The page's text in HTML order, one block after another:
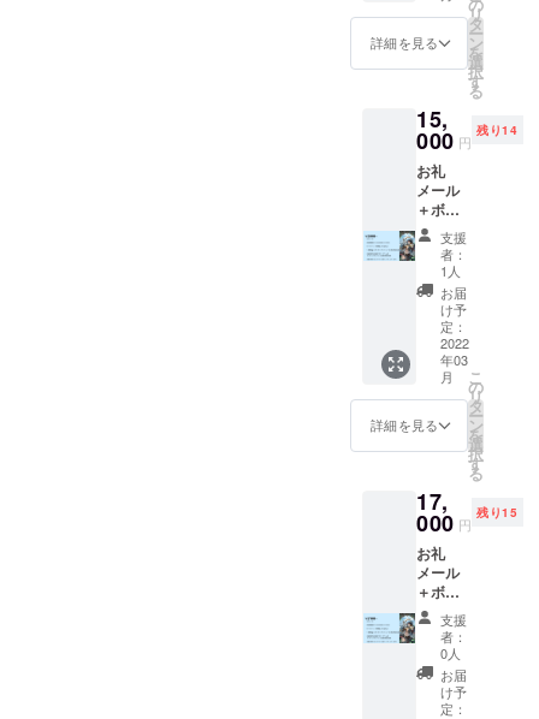
クネー
ムな
ど、
YouTub
読み上
げて欲
しいお
名前を
ご記入
くださ
い。 (※
読み上
げを希
望され
ない方
は"備考
欄"に
「不
要」と
ご記入
くださ
い。) 〜
上乗せ
お願
い〜 支
援いた
だく際
に上乗
せ支援
をして
いただ
くこと
が可能
です。
より良
セスい
き、他
の参加
バーと
ボード
ゲーム
「Anfa
ng」を
プレイ
してい
ただき
ます。
プレイ
人数が
合計3名
～6名に
なるよ
うに調
ます。
(Zoom
して
ゲーム
や
Udonari
umの操
作説明
を致し
ます) プ
ロジェ
クト支
援の
ページ
い。) 〜
支援の
お願
だく際
に上乗
せ支援
をして
いただ
くこと
が可能
です。
より良
いボー
ドゲー
ム制作
のため
に、是
非よろ
願いい
たしま
してい
ただく
ページ
にて上
乗せ金
額を設
定する
ことが
できま
す。
意見を
いただ
き、次
制作に
意見を
反映さ
せてい
ただく
可能性
がござ
いま
す。 限
定15名
までで
す。
ゲーム
紹介 ・
数字に
果を活
用し、
が変化
しなが
らライ
バルよ
り早く
役を作
ること
を目指
す次世
代型
ポー
セット
価格で
援の
ページ
にて必
要事項
をご入
力の
際、"備
考欄"に
ご自身
のお名
前また
はニッ
クネー
ムな
ど、
YouTub
e配信で
名前を
ご記入
くださ
い。 (※
読み上
げの参
加を希
望され
ない方
は"備考
欄"に
「不
ng」2つ
(送料込)
＋
「Anfa
オンラ
インプ
レイ会
参加券1
回(任意)
＋次回
発売予
定の制
作中
ボード
ゲーム
のオン
ライン
テスト
プレイ
会参加
券1回
ng」2つ
セット
＋次回
発売予
定の制
作中
ボード
ゲーム
をオン
ライン
でテス
トプレ
詳細を見る
リ
タ
ー
ン
を
選
択
す
る
15,
000 円
残り14
お礼
メール
＋ボー
ドゲー
ム
「Anfa
ng」1つ
(送料込)
YouTub
e配信で
のお名
前読み
上げ(任
意) ＋
「Anfa
オンラ
インテ
ストプ
レイ会
参加券1
回(任意)
＋次回
発売予
定の制
作中
ボード
ゲーム
支援
者：
1人
お届
け予
定：
2022
年03
月
詳細を見る
こ
の
リ
タ
ー
ン
を
選
択
す
る
17,
000 円
残り15
お礼
メール
＋ボー
ドゲー
ム
「Anfa
ng」1つ
(送料込)
支援
者：
0人
お届
け予
定：